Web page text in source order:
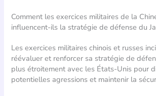
Comment les exercices militaires de la
influencent-ils la stratégie de défense du
Les exercices militaires chinois et russes
réévaluer et renforcer sa stratégie de
plus étroitement avec les États-Unis pour
potentielles agressions et maintenir la